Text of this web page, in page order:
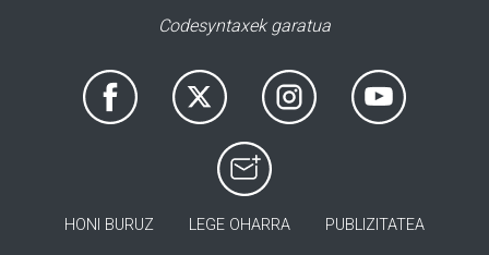
Codesyntaxek garatua
HONI BURUZ LEGE OHARRA PUBLIZITATEA